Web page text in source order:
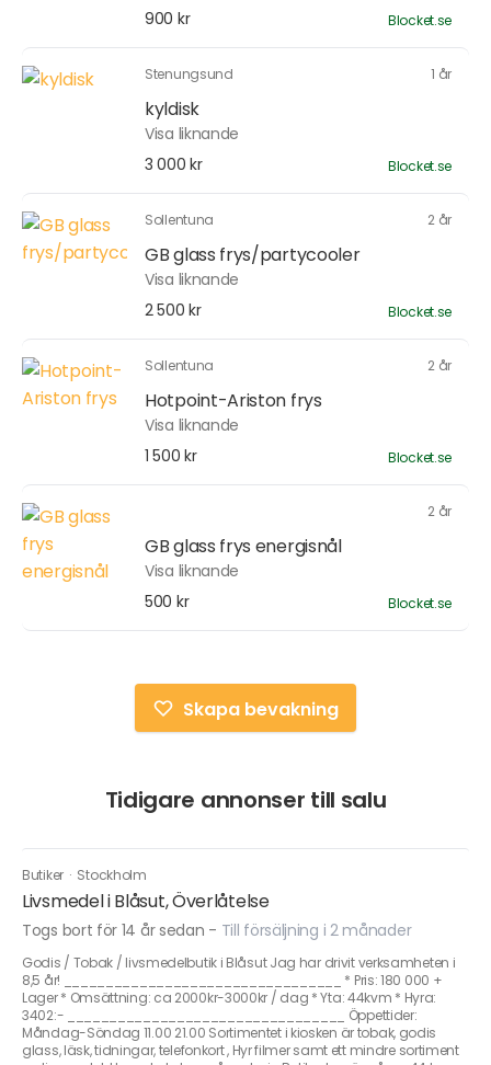
900 kr
Blocket.se
Stenungsund 1 år
kyldisk
Visa liknande
3 000 kr
Blocket.se
Sollentuna 2 år
GB glass frys/partycooler
Visa liknande
2 500 kr
Blocket.se
Sollentuna 2 år
Hotpoint-Ariston frys
Visa liknande
1 500 kr
Blocket.se
2 år
GB glass frys energisnål
Visa liknande
500 kr
Blocket.se
Skapa bevakning
Tidigare annonser till salu
Butiker · Stockholm
Livsmedel i Blåsut, Överlåtelse
Togs bort för 14 år sedan - Till försäljning i 2 månader
Godis / Tobak / livsmedelbutik i Blåsut Jag har drivit verksamheten i
8,5 år! _________________________________ * Pris: 180 000 +
Lager * Omsättning: ca 2000kr-3000kr / dag * Yta: 44kvm * Hyra:
3402:- _________________________________ Öppettider:
Måndag-Söndag 11.00 21.00 Sortimentet i kiosken är tobak, godis
glass, läsk, tidningar, telefonkort , Hyr filmer samt ett mindre sortiment